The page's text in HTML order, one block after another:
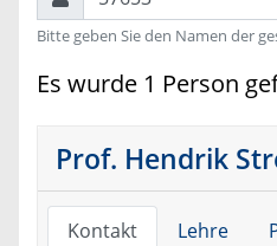
Bitte geben Sie den Namen der
Es wurde 1 Person
Prof. Hendrik
Kontakt Lehre